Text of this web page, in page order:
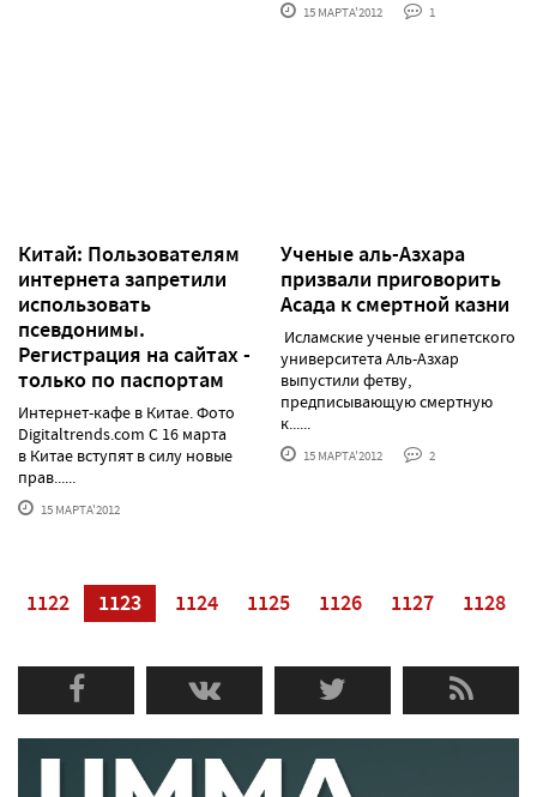
15 МАРТА'2012 1
Китай: Пользователям
интернета запретили
использовать
псевдонимы.
Регистрация на сайтах -
только по паспортам
Интернет-кафе в Китае. Фото
Digitaltrends.com С 16 марта
в Китае вступят в силу новые
прав......
15 МАРТА'2012
Ученые аль-Азхара
призвали приговорить
Асада к смертной казни
Исламские ученые египетского
университета Аль-Азхар
выпустили фетву,
предписывающую смертную
к......
15 МАРТА'2012 2
1122 1123 1124 1125 1126 1127 1128